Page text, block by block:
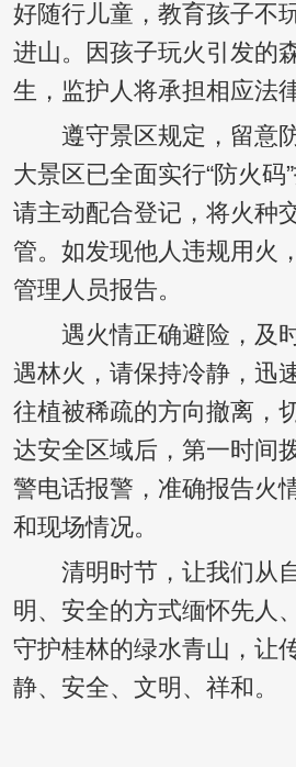
好随行儿童，教育孩子不
进山。因孩子玩火引发的
生，监护人将承担相应法
遵守景区规定，留意
大景区已全面实行“防火码
请主动配合登记，将火种
管。如发现他人违规用火
管理人员报告。
遇火情正确避险，及时
遇林火，请保持冷静，迅
往植被稀疏的方向撤离，
达安全区域后，第一时间
警电话报警，准确报告火
和现场情况。
清明时节，让我们从
明、安全的方式缅怀先人
守护桂林的绿水青山，让
静、安全、文明、祥和。